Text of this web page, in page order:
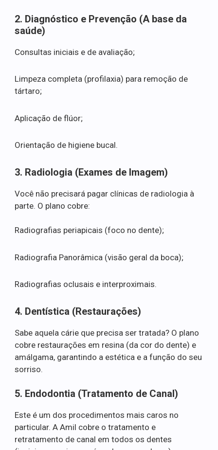
2. Diagnóstico e Prevenção (A base da
saúde)
Consultas iniciais e de avaliação;
Limpeza completa (profilaxia) para remoção de
tártaro;
Aplicação de flúor;
Orientação de higiene bucal.
3. Radiologia (Exames de Imagem)
Você não precisará pagar clínicas de radiologia à
parte. O plano cobre:
Radiografias periapicais (foco no dente);
Radiografia Panorâmica (visão geral da boca);
Radiografias oclusais e interproximais.
4. Dentística (Restaurações)
Sabe aquela cárie que precisa ser tratada? O plano
cobre restaurações em resina (da cor do dente) e
amálgama, garantindo a estética e a função do seu
sorriso.
5. Endodontia (Tratamento de Canal)
Este é um dos procedimentos mais caros no
particular. A Amil cobre o tratamento e
retratamento de canal em todos os dentes